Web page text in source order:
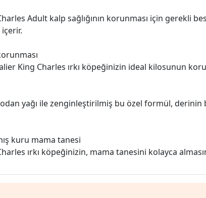
Adult kalp sağlığının korunması için gerekli
King Charles ırkı köpeğinizin ideal kilosunun
yağı ile zenginleştirilmiş bu özel formül,
kuru mama tanesi
ırkı köpeğinizin, mama tanesini kolayca